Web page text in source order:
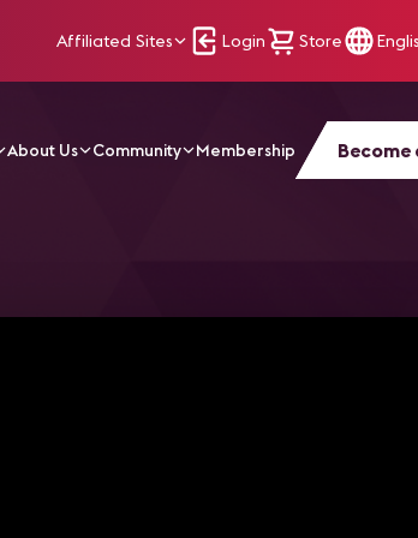
Affiliated Sites Login Store
About Us Community Membership Become